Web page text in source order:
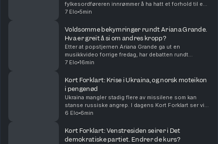
fylkesordføreren innrømmer å ha hatt et forhold til en
kollega. Partiet beskriver saken som alvorlig. Vi
7 Elo 5min
Voldsomme bekymringer rundt Ariana Grande.
Hva er greit å si om andres kropp?
Etter at popstjernen Ariana Grande ga ut en
musikkvideo forrige fredag, har debatten rundt
kroppen hennes rast. Bekymrede fans verden over
artisten seg t...
7 Elo 16min
Kort Forklart: Krise i Ukraina, og norsk moteikon
i pengenød
Ukraina mangler stadig flere av missilene som kan
stanse russiske angrep. I dagens Kort Forklart ser vi
på hvorfor det skjer – og hvilke konsekvenser det kan
6 Elo 6min
Kort Forklart: Venstresiden seirer i Det
demokratiske partiet. Endrer de kurs?